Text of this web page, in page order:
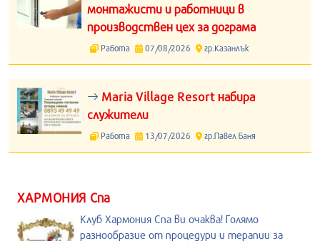
монтажисти и работници в
производствен цех за дограма
Работа 07/08/2026 гр.Казанлък
Maria Village Resort набира
служители
Работа 13/07/2026 гр.Павел Баня
ХАРМОНИЯ Спа
Клуб Хармония Спа ви очаква! Голямо
разнообразие от процедури и терапии за